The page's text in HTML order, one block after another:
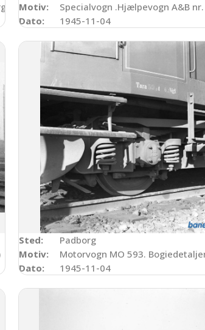
N maskine i baggrunden
Motiv:
Specialvogn .Hjælpevogn A&B nr.
Dato:
1945-11-04
Sted:
Padborg
Motiv:
Motorvogn MO 593.
Dato:
1945-11-04